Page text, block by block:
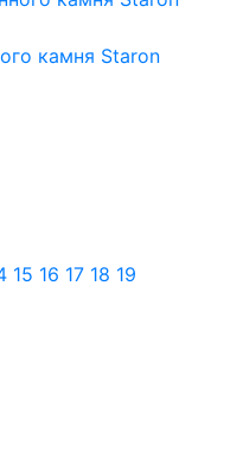
камня Staron
15 16 17 18 19